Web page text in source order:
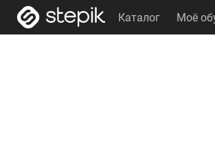
Каталог Моё